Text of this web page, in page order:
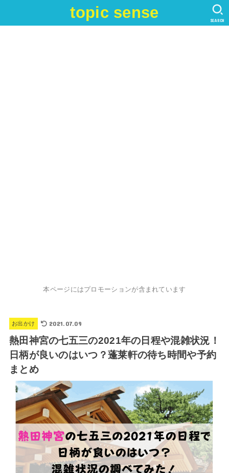
topic sense SEARCH
本ページにはプロモーションが含まれています
お出かけ 2021.07.09
熱田神宮の七五三の2021年の日程や混雑状況！
日柄が良いのはいつ？蓬莱軒の待ち時間や予約
まとめ